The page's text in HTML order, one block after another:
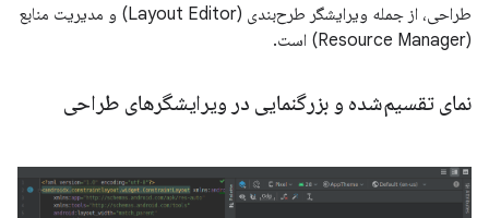
طراحی، از جمله ویرایشگر طرح‌بندی (Layout Editor) و مدیریت منابع
(Resource Manager) است.
نمای تقسیم‌شده و بزرگنمایی در ویرایشگرهای طراحی